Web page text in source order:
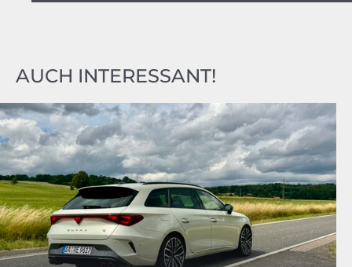
AUCH INTERESSANT!